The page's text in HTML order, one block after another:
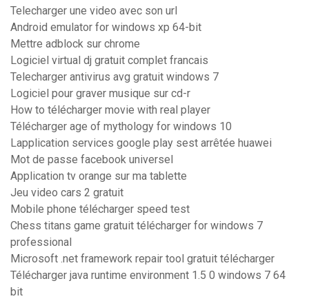
Telecharger une video avec son url
Android emulator for windows xp 64-bit
Mettre adblock sur chrome
Logiciel virtual dj gratuit complet francais
Telecharger antivirus avg gratuit windows 7
Logiciel pour graver musique sur cd-r
How to télécharger movie with real player
Télécharger age of mythology for windows 10
Lapplication services google play sest arrêtée huawei
Mot de passe facebook universel
Application tv orange sur ma tablette
Jeu video cars 2 gratuit
Mobile phone télécharger speed test
Chess titans game gratuit télécharger for windows 7
professional
Microsoft .net framework repair tool gratuit télécharger
Télécharger java runtime environment 1.5 0 windows 7 64
bit